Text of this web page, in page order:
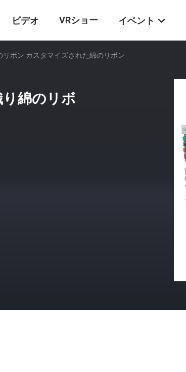
ビデオ VRショー イベント
ボン カスタマイズされた綿のリボン
綿のリボ